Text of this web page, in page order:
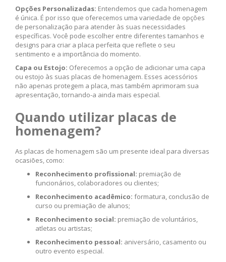
Opções Personalizadas: Entendemos que cada homenagem
é única. É por isso que oferecemos uma variedade de opções
de personalização para atender às suas necessidades
específicas. Você pode escolher entre diferentes tamanhos e
designs para criar a placa perfeita que reflete o seu
sentimento e a importância do momento.
Capa ou Estojo: Oferecemos a opção de adicionar uma capa
ou estojo às suas placas de homenagem. Esses acessórios
não apenas protegem a placa, mas também aprimoram sua
apresentação, tornando-a ainda mais especial.
Quando utilizar placas de
homenagem?
As placas de homenagem são um presente ideal para diversas
ocasiões, como:
Reconhecimento profissional: premiação de
funcionários, colaboradores ou clientes;
Reconhecimento acadêmico: formatura, conclusão de
curso ou premiação de alunos;
Reconhecimento social: premiação de voluntários,
atletas ou artistas;
Reconhecimento pessoal: aniversário, casamento ou
outro evento especial.